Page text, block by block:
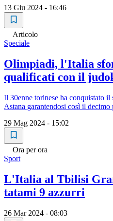
13 Giu 2024 - 16:46
Articolo
Speciale
Olimpiadi, l'Italia
qualificati con il
Il 30enne torinese ha conquistato
Astana garantendosi così il
29 Mag 2024 - 15:02
Ora per ora
Sport
L'Italia al Tbilisi
tatami 9 azzurri
26 Mar 2024 - 08:03